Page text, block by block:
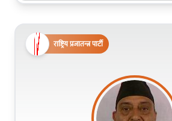
राष्ट्रिय प्रजातन्त्र पार्टी